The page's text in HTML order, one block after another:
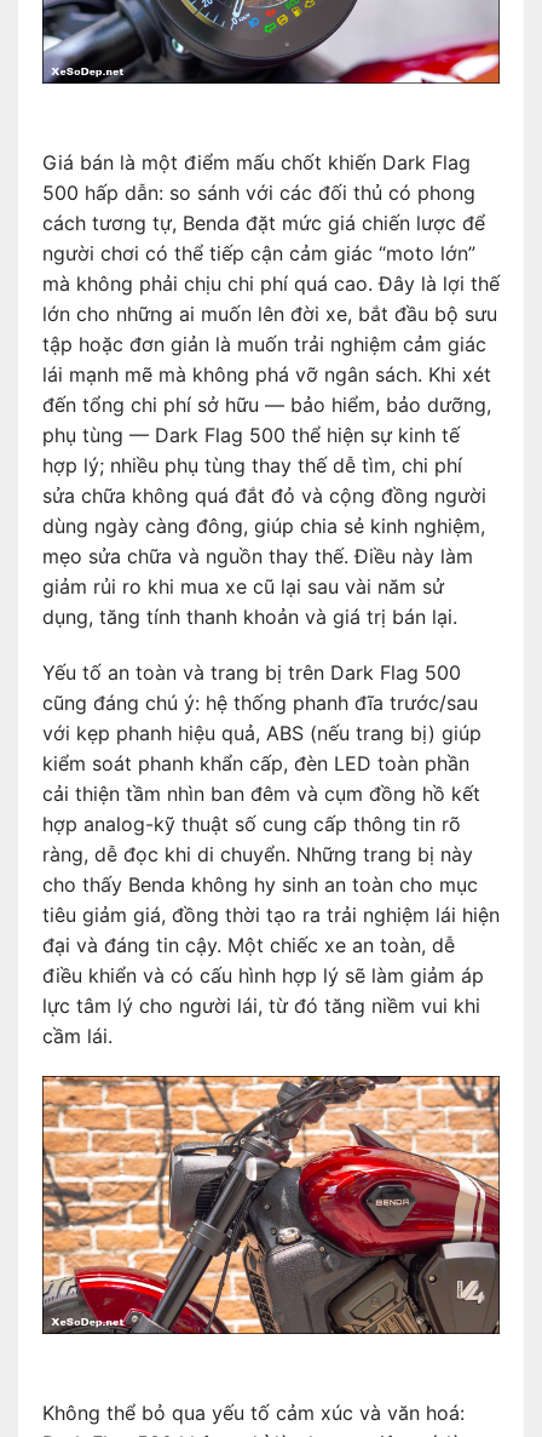
Giá bán là một điểm mấu chốt khiến Dark Flag
500 hấp dẫn: so sánh với các đối thủ có phong
cách tương tự, Benda đặt mức giá chiến lược để
người chơi có thể tiếp cận cảm giác “moto lớn”
mà không phải chịu chi phí quá cao. Đây là lợi thế
lớn cho những ai muốn lên đời xe, bắt đầu bộ sưu
tập hoặc đơn giản là muốn trải nghiệm cảm giác
lái mạnh mẽ mà không phá vỡ ngân sách. Khi xét
đến tổng chi phí sở hữu — bảo hiểm, bảo dưỡng,
phụ tùng — Dark Flag 500 thể hiện sự kinh tế
hợp lý; nhiều phụ tùng thay thế dễ tìm, chi phí
sửa chữa không quá đắt đỏ và cộng đồng người
dùng ngày càng đông, giúp chia sẻ kinh nghiệm,
mẹo sửa chữa và nguồn thay thế. Điều này làm
giảm rủi ro khi mua xe cũ lại sau vài năm sử
dụng, tăng tính thanh khoản và giá trị bán lại.
Yếu tố an toàn và trang bị trên Dark Flag 500
cũng đáng chú ý: hệ thống phanh đĩa trước/sau
với kẹp phanh hiệu quả, ABS (nếu trang bị) giúp
kiểm soát phanh khẩn cấp, đèn LED toàn phần
cải thiện tầm nhìn ban đêm và cụm đồng hồ kết
hợp analog-kỹ thuật số cung cấp thông tin rõ
ràng, dễ đọc khi di chuyển. Những trang bị này
cho thấy Benda không hy sinh an toàn cho mục
tiêu giảm giá, đồng thời tạo ra trải nghiệm lái hiện
đại và đáng tin cậy. Một chiếc xe an toàn, dễ
điều khiển và có cấu hình hợp lý sẽ làm giảm áp
lực tâm lý cho người lái, từ đó tăng niềm vui khi
cầm lái.
Không thể bỏ qua yếu tố cảm xúc và văn hoá: